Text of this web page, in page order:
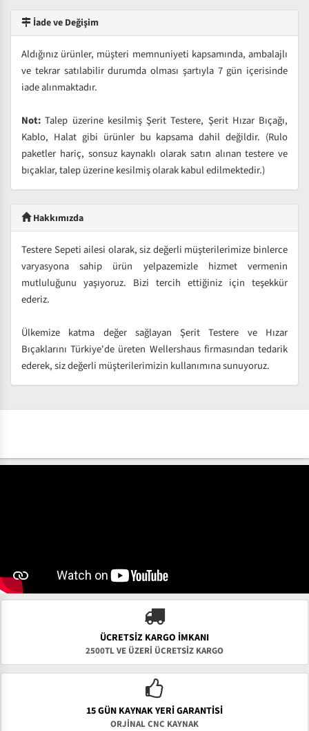
İade ve Değişim
Aldığınız ürünler, müşteri memnuniyeti kapsamında, ambalajlı
ve tekrar satılabilir durumda olması şartıyla 7 gün içerisinde
iade alınmaktadır.
Not: Talep üzerine kesilmiş Şerit Testere, Şerit Hızar Bıçağı,
Kablo, Halat gibi ürünler bu kapsama dahil değildir. (Rulo
paketler hariç, sonsuz kaynaklı olarak satın alınan testere ve
bıçaklar, talep üzerine kesilmiş olarak kabul edilmektedir.)
Hakkımızda
Testere Sepeti ailesi olarak, siz değerli müşterilerimize binlerce
varyasyona sahip ürün yelpazemizle hizmet vermenin
mutluluğunu yaşıyoruz. Bizi tercih ettiğiniz için teşekkür
ederiz.
Ülkemize katma değer sağlayan Şerit Testere ve Hızar
Bıçaklarını Türkiye'de üreten Wellershaus firmasından tedarik
ederek, siz değerli müşterilerimizin kullanımına sunuyoruz.
ÜCRETSIZ KARGO İMKANI
2500TL VE ÜZERİ ÜCRETSİZ KARGO
15 GÜN KAYNAK YERI GARANTISI
ORJİNAL CNC KAYNAK